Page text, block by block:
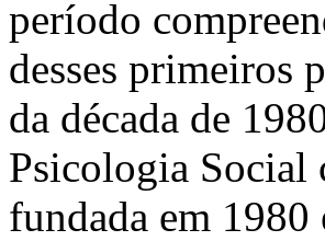
período
desses primeiros
da década de
Psicologia Social
fundada em